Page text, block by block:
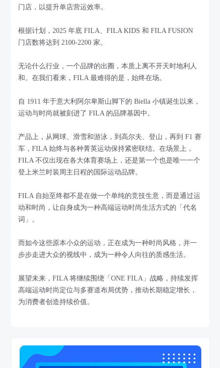
门店，以提升单店营运效率。
根据计划，2025 年底 FILA、FILA KIDS 和 FILA FUSION
门店数将达到 2100-2200 家。
无论什么行业，一个品牌的出圈，本质上离不开天时地利人
和。在我们看来，FILA 最难得的是，始终在场。
自 1911 年于意大利阿尔卑斯山脚下的 Biella 小镇诞生以来，
运动与时尚就被刻进了 FILA 的品牌基因中。
产品上，从网球、滑雪和游泳，到高尔夫、登山，再到 F1 赛
车，FILA 始终与各种菁英运动保持紧密联结。在场景上，
FILA 不仅出现在各大体育赛场上，还是第一个也是唯一一个
登上米兰时装周主日程的国际运动品牌。
FILA 自始至终都不是在做一个单纯的竞技生意，而是通过运
动和时尚，让自身成为一种高端运动时尚生活方式的「代名
词」。
而如今这些原本小众的运动，正在成为一种时尚风格，并一
步步走进大众的视线中，成为一种令人向往的质感生活。
展望未来，FILA 将继续围绕「ONE FILA」战略，持续发挥
高端运动时尚定位与多赛道布局优势，推动长期稳定增长，
为消费者创造持续价值。